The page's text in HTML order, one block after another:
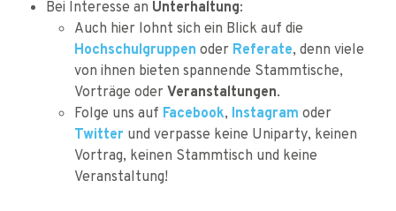
Bei Interesse an Unterhaltung:
Auch hier lohnt sich ein Blick auf die
Hochschulgruppen oder Referate, denn viele
von ihnen bieten spannende Stammtische,
Vorträge oderVeranstaltungen.
Folge uns auf Facebook, Instagram oder
Twitter und verpasse keine Uniparty, keinen
Vortrag, keinen Stammtisch und keine
Veranstaltung!